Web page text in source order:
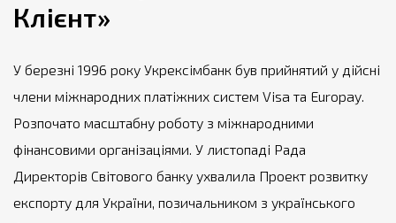
Клієнт»
У березні 1996 року Укрексімбанк був прийнятий у дійсні
члени міжнародних платіжних систем Visa та Europaу.
Розпочато масштабну роботу з міжнародними
фінансовими організаціями. У листопаді Рада
Директорів Світового банку ухвалила Проект розвитку
експорту для України, позичальником з українського